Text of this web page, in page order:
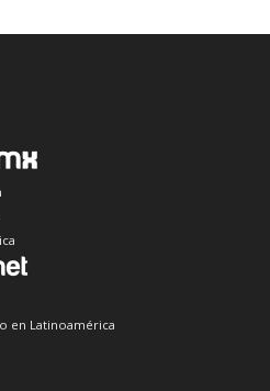
en Latinoamérica